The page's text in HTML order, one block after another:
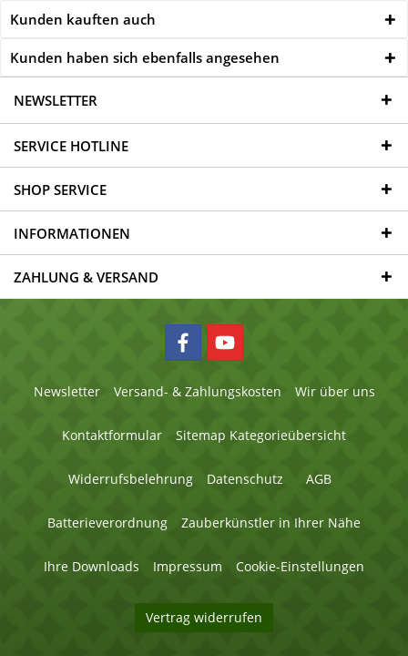
Kunden kauften auch
Kunden haben sich ebenfalls angesehen
NEWSLETTER
SERVICE HOTLINE
SHOP SERVICE
INFORMATIONEN
ZAHLUNG & VERSAND
Newsletter Versand- & Zahlungskosten Wir über uns
Kontaktformular Sitemap Kategorieübersicht
Widerrufsbelehrung Datenschutz AGB
Batterieverordnung Zauberkünstler in Ihrer Nähe
Ihre Downloads Impressum Cookie-Einstellungen
Vertrag widerrufen